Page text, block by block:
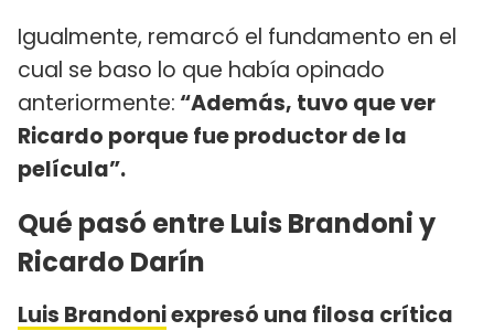
Igualmente, remarcó el fundamento en el
cual se baso lo que había opinado
anteriormente: “Además, tuvo que ver
Ricardo porque fue productor de la
película”.
Qué pasó entre Luis Brandoni y
Ricardo Darín
Luis Brandoniexpresó una filosa crítica